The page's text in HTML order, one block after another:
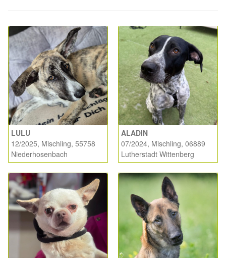
Notnasen mit Handicap
Wichtige Gedanken vor der Adoption
Sicherheitsgeschirr
Mittelmeerkrankheiten
Leishmaniose
Qualzucht bei Hunden
Sonderfarben bei Hunden
Zwingerhusten
Ablauf Adoption
LULU
12/2025, Mischling, 55758
Niederhosenbach
ALADIN
07/2024, Mischling, 06889
Lutherstadt Wittenberg